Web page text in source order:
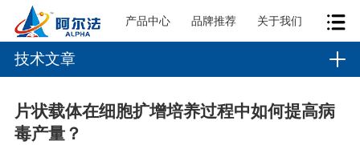
产品中心 品牌推荐 关于我们
技术文章
片状载体在细胞扩增培养过程中如何提高病
毒产量？